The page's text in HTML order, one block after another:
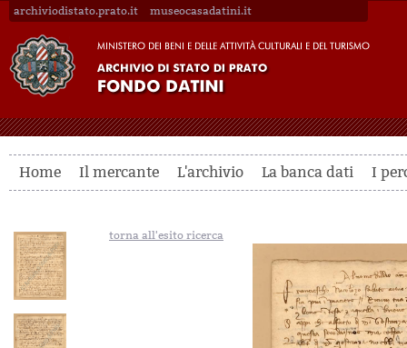
archiviodistato.prato.it museocasadatini.it
Home Il mercante L'archivio La banca dati I
torna all'esito ricerca